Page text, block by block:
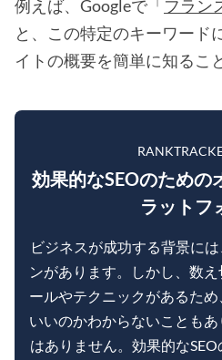
例えば、Googleで「フラン
と、この特定のキーワード
イトの概要を簡単に知るこ
効果的なSEOのための
ラットフ
ビジネスが成功する背景に
ンがあります。しかし、数
ールやテクニックがあるた
いいのかわからないことも
はありません。効果的な